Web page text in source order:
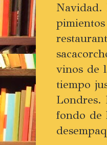
Navidad.
vinos de
tiempo
Londres.
fondo de